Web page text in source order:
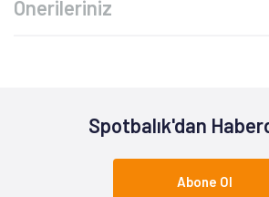
Önerileriniz
Spotbalık'dan
Abone Ol